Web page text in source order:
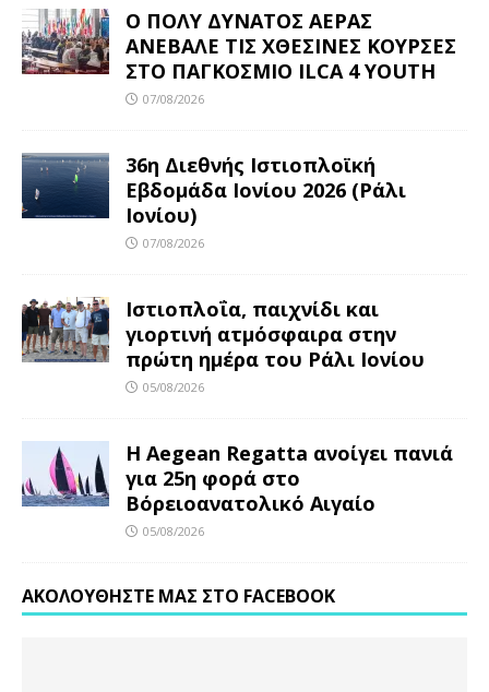
Ο ΠΟΛΥ ΔΥΝΑΤΟΣ ΑΕΡΑΣ
ΑΝΕΒΑΛΕ ΤΙΣ ΧΘΕΣΙΝΕΣ ΚΟΥΡΣΕΣ
ΣΤΟ ΠΑΓΚΟΣΜΙΟ ILCA 4 YOUTH
07/08/2026
36η Διεθνής Ιστιοπλοϊκή
Εβδομάδα Ιονίου 2026 (Ράλι
Ιονίου)
07/08/2026
Ιστιοπλοΐα, παιχνίδι και
γιορτινή ατμόσφαιρα στην
πρώτη ημέρα του Ράλι Ιονίου
05/08/2026
Η Aegean Regatta ανοίγει πανιά
για 25η φορά στο
Βόρειοανατολικό Αιγαίο
05/08/2026
ΑΚΟΛΟΥΘΉΣΤΕ ΜΑΣ ΣΤΟ FACEBOOK